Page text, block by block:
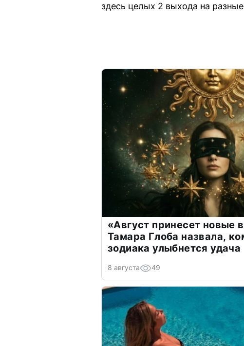
здесь целых 2 выхода на
«Август принесет новые
Тамара Глоба назвала,
зодиака улыбнется удача
8 августа 49